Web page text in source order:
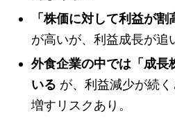
「株価に対して利益が割
が高いが、利益成長が追
外食企業の中では「成長
いる が、利益減少が続
増すリスクあり。